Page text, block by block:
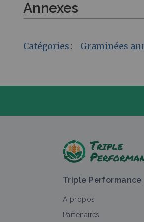
Annexes
Catégories: Graminées
Triple Performance
À propos
Partenaires